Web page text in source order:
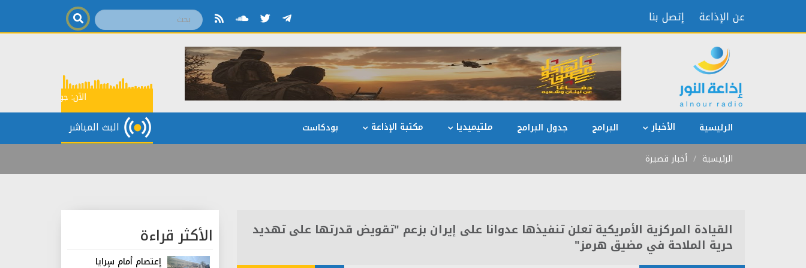
عن الإذاعة إتصل بنا
الرئيسية الأخبار البرامج جدول البرامج ملتيميديا مكتبة الإذاعة بودكاست البث المباشر
الآن:جولة إخبارية
الرئيسية أخبار قصيرة
القيادة المركزية الأمريكية تعلن تنفيذها عدوانا على إيران بزعم "تقويض قدرتها على تهديد
حرية الملاحة في مضيق هرمز" الأكثر قراءة
إعتصام أمام سرايا